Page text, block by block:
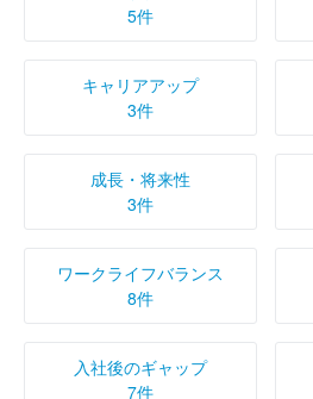
5件
キャリアアップ
3件
成長・将来性
3件
ワークライフバランス
8件
入社後のギャップ
7件